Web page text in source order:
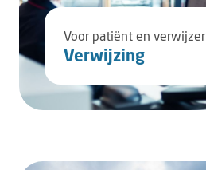
Voor patiënt en verwijzer
Verwijzing